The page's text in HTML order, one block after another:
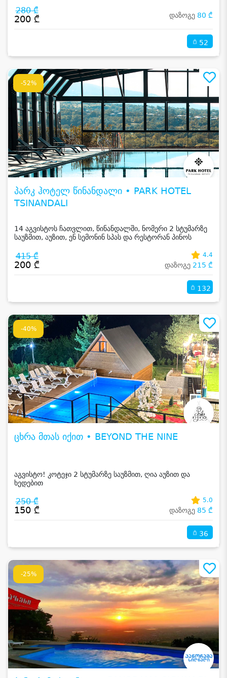
280 ₾
200 ₾ დაზოგე 80 ₾
52
-52%
პარკ ჰოტელ წინანდალი • PARK HOTEL
TSINANDALI
14 აგვისტოს ჩათვლით, წინანდალში, ნომერი 2 სტუმარზე
საუზმით, აუზით, ენ სემონინ სპას და რესტორან პინოს
415 ₾
200 ₾
4.4
დაზოგე 215 ₾
132
-40%
ცხრა მთას იქით • BEYOND THE NINE
აგვისტო! კოტეჯი 2 სტუმარზე საუზმით, ღია აუზით და
ხედებით
250 ₾
150 ₾
5.0
დაზოგე 85 ₾
36
-25%